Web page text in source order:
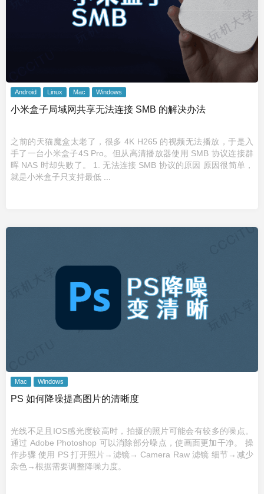
Android Linux Mac Windows
小米盒子局域网共享无法连接 SMB 的解决办法
之前的天猫魔盒太老了，很多 4K H265 的视频无法播放，于是入
手了一台小米盒子4S Pro。但从高清播放器使用 SMB 协议连接群
晖 NAS 时却失败了。 1. 无法连接 SMB 协议的原因 原因很简单，
就是小米盒子只支持最低 ...
Mac Windows
PS 如何降噪提高图片的清晰度
光线不足且IOS感光度较高时，拍摄的照片可能会有较多的噪点。
通过 Adobe Photoshop 可以消除部分噪点，使画面更加干净。 操
作步骤 使用 PS 打开照片→滤镜→ Camera Raw 滤镜 细节→减少
杂色→根据需要调整降噪力度。